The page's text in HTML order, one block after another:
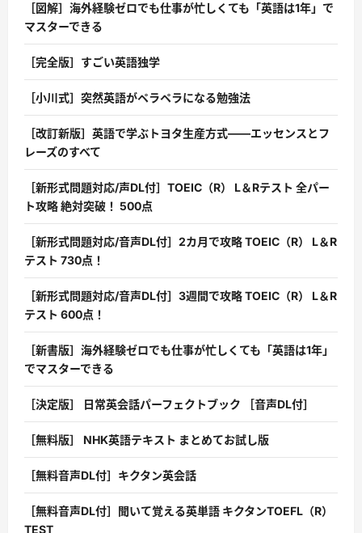
［図解］海外経験ゼロでも仕事が忙しくても「英語は1年」で
マスターできる
［完全版］すごい英語独学
［小川式］突然英語がペラペラになる勉強法
［改訂新版］英語で学ぶトヨタ生産方式――エッセンスとフ
レーズのすべて
［新形式問題対応/声DL付］TOEIC（R） L＆Rテスト 全パー
ト攻略 絶対突破！ 500点
［新形式問題対応/音声DL付］2カ月で攻略 TOEIC（R） L＆R
テスト 730点！
［新形式問題対応/音声DL付］3週間で攻略 TOEIC（R） L＆R
テスト 600点！
［新書版］海外経験ゼロでも仕事が忙しくても「英語は1年」
でマスターできる
［決定版］ 日常英会話パーフェクトブック ［音声DL付］
［無料版］ NHK英語テキスト まとめてお試し版
［無料音声DL付］キクタン英会話
［無料音声DL付］聞いて覚える英単語 キクタンTOEFL（R）
TEST